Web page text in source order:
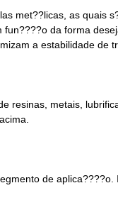
met??licas, as quais
da forma
a estabilidade de
resinas, metais,
de